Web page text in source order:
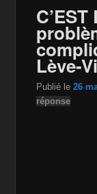
Lève-
Publié le26
réponse